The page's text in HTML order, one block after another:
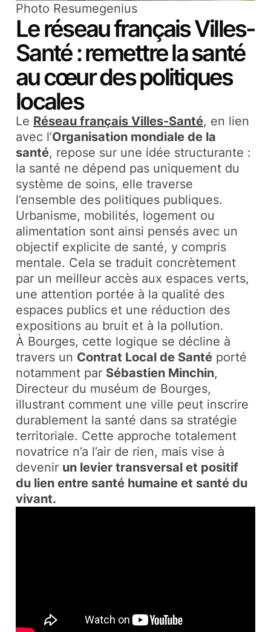
Photo Resumegenius
Le réseau français Villes-
Santé : remettre la santé
au cœur des politiques
locales
Le Réseau français Villes-Santé, en lien
avec l’Organisation mondiale de la
santé, repose sur une idée structurante :
la santé ne dépend pas uniquement du
système de soins, elle traverse
l’ensemble des politiques publiques.
Urbanisme, mobilités, logement ou
alimentation sont ainsi pensés avec un
objectif explicite de santé, y compris
mentale. Cela se traduit concrètement
par un meilleur accès aux espaces verts,
une attention portée à la qualité des
espaces publics et une réduction des
expositions au bruit et à la pollution.
À Bourges, cette logique se décline à
travers un Contrat Local de Santé porté
notamment par Sébastien Minchin,
Directeur du muséum de Bourges,
illustrant comment une ville peut inscrire
durablement la santé dans sa stratégie
territoriale. Cette approche totalement
novatrice n’a l’air de rien, mais vise à
devenir un levier transversal et positif
du lien entre santé humaine et santé du
vivant.